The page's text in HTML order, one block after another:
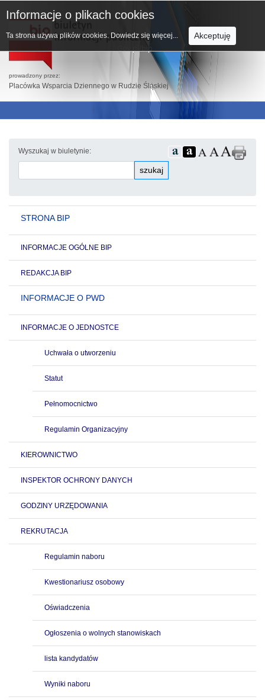
prowadzony przez:
Placówka Wsparcia Dziennego w Rudzie Śląskiej
Wyszukaj w biuletynie:
szukaj
STRONA BIP
INFORMACJE OGÓLNE BIP
REDAKCJA BIP
INFORMACJE O PWD
INFORMACJE O JEDNOSTCE
Uchwała o utworzeniu
Statut
Pełnomocnictwo
Regulamin Organizacyjny
KIEROWNICTWO
INSPEKTOR OCHRONY DANYCH
GODZINY URZĘDOWANIA
REKRUTACJA
Regulamin naboru
Kwestionariusz osobowy
Oświadczenia
Ogłoszenia o wolnych stanowiskach
lista kandydatów
Wyniki naboru
Informacje o plikach cookies
Ta strona używa plików cookies. Dowiedz się więcej... Akceptuję